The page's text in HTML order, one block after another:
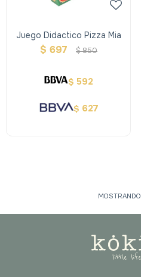
Juego Didactico Pizza Mia
$ 697 $850
$ 592
$ 627
MOSTRANDO